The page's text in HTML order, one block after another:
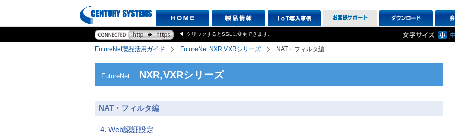
クリックするとSSLに変更できます。
FutureNet製品活用ガイド FutureNet NXR,VXRシリーズ NAT・フィルタ編
FutureNet NXR,VXRシリーズ
NAT・フィルタ編
4. Web認証設定